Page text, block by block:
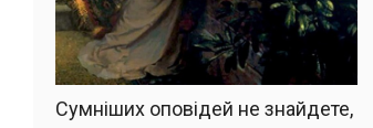
Сумніших оповідей не знайдете,